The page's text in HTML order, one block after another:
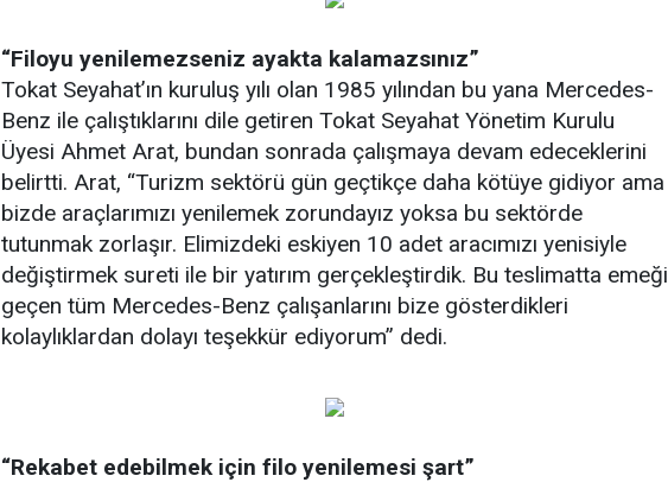
“Filoyu yenilemezseniz ayakta kalamazsınız”
Tokat Seyahat’ın kuruluş yılı olan 1985 yılından bu yana Mercedes-
Benz ile çalıştıklarını dile getiren Tokat Seyahat Yönetim Kurulu
Üyesi Ahmet Arat, bundan sonrada çalışmaya devam edeceklerini
belirtti. Arat, “Turizm sektörü gün geçtikçe daha kötüye gidiyor ama
bizde araçlarımızı yenilemek zorundayız yoksa bu sektörde
tutunmak zorlaşır. Elimizdeki eskiyen 10 adet aracımızı yenisiyle
değiştirmek sureti ile bir yatırım gerçekleştirdik. Bu teslimatta emeği
geçen tüm Mercedes-Benz çalışanlarını bize gösterdikleri
kolaylıklardan dolayı teşekkür ediyorum” dedi.
“Rekabet edebilmek için filo yenilemesi şart”